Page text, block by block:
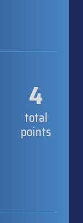
4
total
points